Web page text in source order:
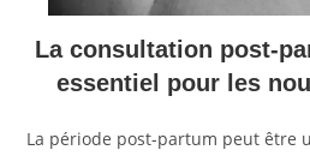
La consultation post-
essentiel pour les
La période post-partum peut être